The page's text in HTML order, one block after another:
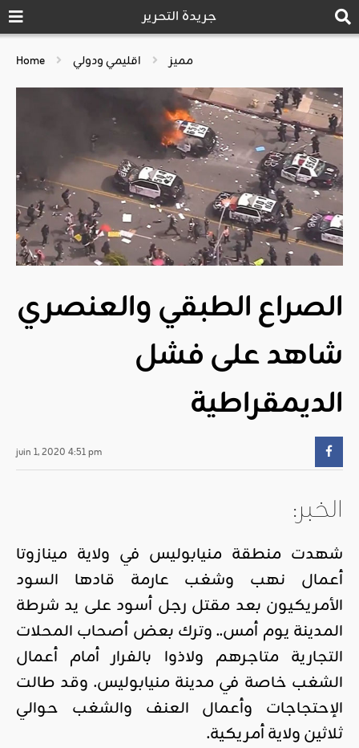
جريدة التحرير
Home مميز اقليمي ودولي
الصراع الطبقي والعنصري
شاهد على فشل
الديمقراطية
juin 1, 2020 4:51 pm
الخبر:
شهدت منطقة منيابوليس في ولاية مينازوتا
أعمال نهب وشغب عارمة قادها السود
الأمريكيون بعد مقتل رجل أسود على يد شرطة
المدينة يوم أمس.. وترك بعض أصحاب المحلات
التجارية متاجرهم ولاذوا بالفرار أمام أعمال
الشغب خاصة في مدينة منيابوليس. وقد طالت
الإحتجاجات وأعمال العنف والشغب حوالي
ثلاثين ولاية أمريكية.